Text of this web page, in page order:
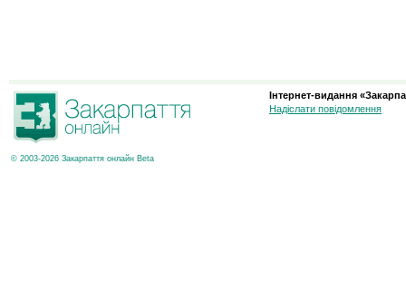
© 2003-2026 Закарпаття онлайн Beta
Інтернет-видання
Надіслати повідомлення